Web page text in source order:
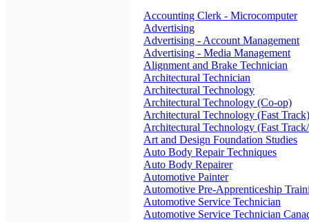
Accounting Clerk - Microcomputer
Advertising
Advertising - Account Management
Advertising - Media Management
Alignment and Brake Technician
Architectural Technician
Architectural Technology
Architectural Technology (Co-op)
Architectural Technology (Fast Track)
Architectural Technology (Fast
Art and Design Foundation Studies
Auto Body Repair Techniques
Auto Body Repairer
Automotive Painter
Automotive Pre-Apprenticeship
Automotive Service Technician
Automotive Service Technician